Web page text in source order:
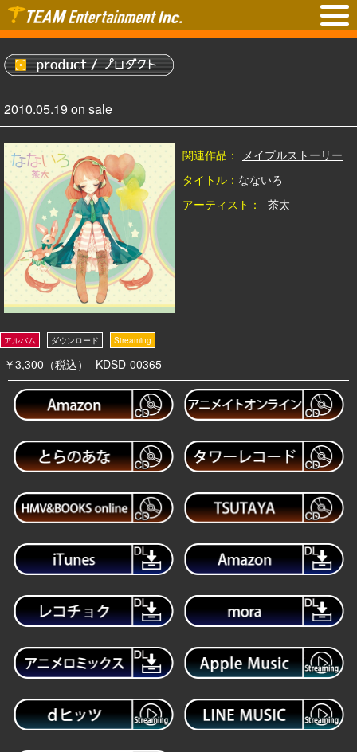
2010.05.19 on sale
関連作品：
メイプルストーリー
タイトル： なないろ
アーティスト：
茶太
￥3,300（税込） KDSD-00365